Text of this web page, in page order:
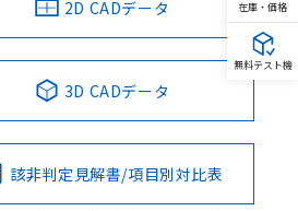
2D CADデータ
3D CADデータ
該非判定見解書/項目別対比表
在庫・価格
無料テスト機